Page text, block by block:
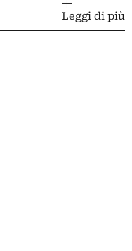
Leggi di più